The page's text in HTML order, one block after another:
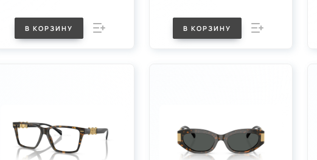
В КОРЗИНУ В КОРЗИНУ